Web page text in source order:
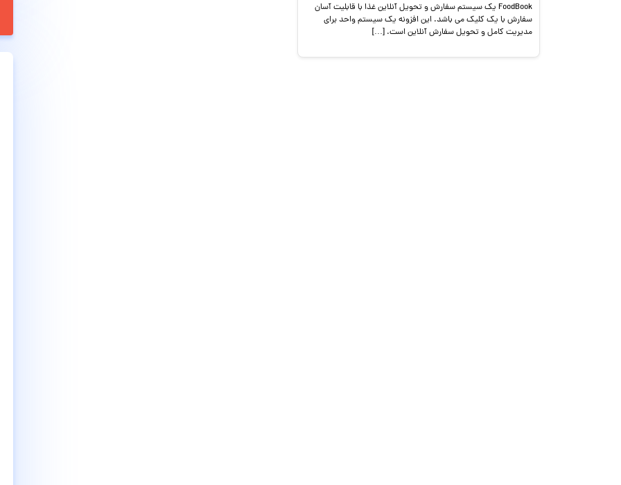
FoodBook یک سیستم سفارش و تحویل آنلاین غذا با قابلیت آسان
سفارش با یک کلیک می باشد. این افزونه یک سیستم واحد برای
مدیریت کامل و تحویل سفارش آنلاین است. […]